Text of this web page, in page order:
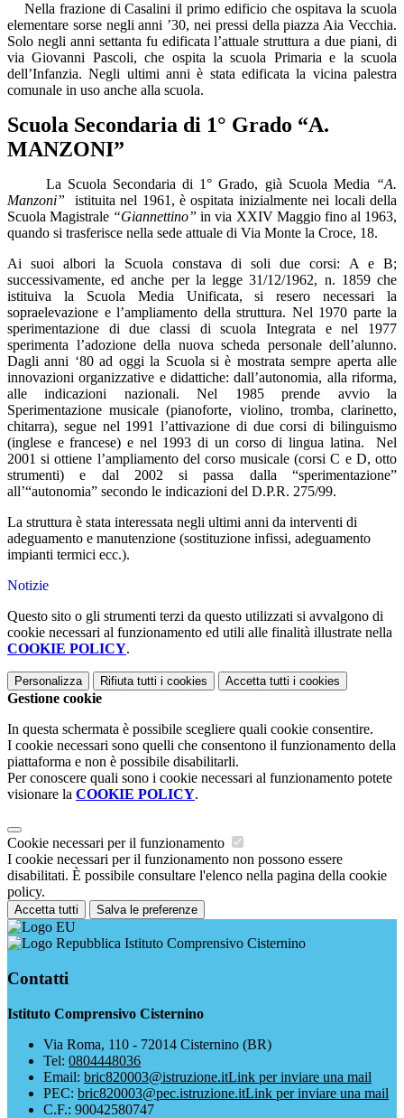
Nella frazione di Casalini il primo edificio che ospitava la scuola
elementare sorse negli anni ’30, nei pressi della piazza Aia Vecchia.
Solo negli anni settanta fu edificata l’attuale struttura a due piani, di
via Giovanni Pascoli, che ospita la scuola Primaria e la scuola
dell’Infanzia. Negli ultimi anni è stata edificata la vicina palestra
comunale in uso anche alla scuola.
Scuola Secondaria di 1° Grado “A.
MANZONI”
La Scuola Secondaria di 1° Grado, già Scuola Media “A.
Manzoni” istituita nel 1961, è ospitata inizialmente nei locali della
Scuola Magistrale “Giannettino”in via XXIV Maggio fino al 1963,
quando si trasferisce nella sede attuale di Via Monte la Croce, 18.
Ai suoi albori la Scuola constava di soli due corsi: A e B;
successivamente, ed anche per la legge 31/12/1962, n. 1859 che
istituiva la Scuola Media Unificata, si resero necessari la
sopraelevazione e l’ampliamento della struttura. Nel 1970 parte la
sperimentazione di due classi di scuola Integrata e nel 1977
sperimenta l’adozione della nuova scheda personale dell’alunno.
Dagli anni ‘80 ad oggi la Scuola si è mostrata sempre aperta alle
innovazioni organizzative e didattiche: dall’autonomia, alla riforma,
alle indicazioni nazionali. Nel 1985 prende avvio la
Sperimentazione musicale (pianoforte, violino, tromba, clarinetto,
chitarra), segue nel 1991 l’attivazione di due corsi di bilinguismo
(inglese e francese) e nel 1993 di un corso di lingua latina.
Nel
2001 si ottiene l’ampliamento del corso musicale (corsi C e D, otto
strumenti) e dal 2002 si passa dalla “sperimentazione”
all’“autonomia” secondo le indicazioni del D.P.R. 275/99.
La struttura è stata interessata negli ultimi anni da interventi di
adeguamento e manutenzione (sostituzione infissi, adeguamento
impianti termici ecc.).
Notizie
Questo sito o gli strumenti terzi da questo utilizzati si avvalgono di
cookie necessari al funzionamento ed utili alle finalità illustrate nella
COOKIE POLICY.
Personalizza Rifiuta tutti i cookies Accetta tutti i cookies
Gestione cookie
In questa schermata è possibile scegliere quali cookie consentire.
I cookie necessari sono quelli che consentono il funzionamento della
piattaforma e non è possibile disabilitarli.
Per conoscere quali sono i cookie necessari al funzionamento potete
visionare la COOKIE POLICY.
Cookie necessari per il funzionamento
I cookie necessari per il funzionamento non possono essere
disabilitati. È possibile consultare l'elenco nella pagina della cookie
policy.
Accetta tutti Salva le preferenze
Istituto Comprensivo Cisternino
Contatti
Istituto Comprensivo Cisternino
Via Roma, 110 - 72014 Cisternino (BR)
Tel: 0804448036
Email: bric820003@istruzione.itLink per inviare una mail
PEC: bric820003@pec.istruzione.itLink per inviare una mail
C.F.: 90042580747